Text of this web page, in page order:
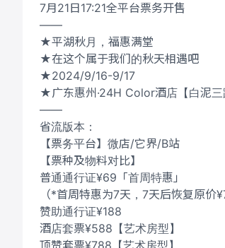
7月21日17:21全平台票务开售
——
★平湖秋月，福惠满堂
★在这个属于我们的秋天相遇吧
★2024/9/16-9/17
★广东惠州·24H Color酒店【白泥三
——
省流版本：
【票务平台】微店/它界/B站
【票种及物料对比】
普通通行证¥69「首周特惠」
（*首周特惠为7天，7天后恢复原价
赞助通行证¥188
酒店套票¥588【艺术房型】
顶赞套票¥788【艺术房型】